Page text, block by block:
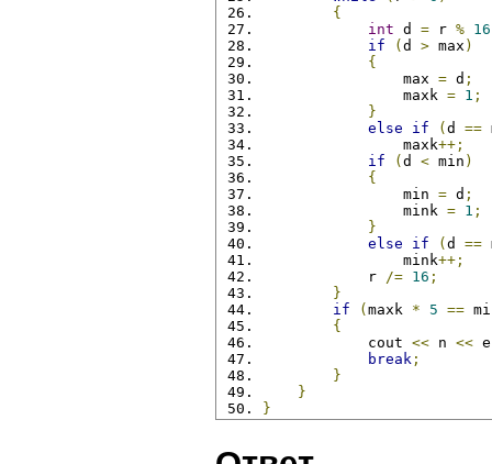
{
int d = r % 16
if
( d > max )
{
                max
= d ;
                maxk
= 1 ;
}
else
if ( d ==
                maxk
++;
if
( d < min )
{
                min
= d ;
                mink
= 1 ;
}
else
if ( d ==
                mink
++;
            r
/= 16 ;
}
if
( maxk * 5 ==
{
            cout
<< n <<
break ;
}
}
}